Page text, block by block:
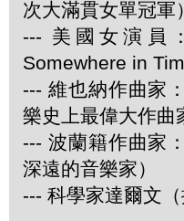
次大滿貫女單冠軍）
--- 美國女演員
Somewhere in
--- 維也納作曲家
樂史上最偉大作曲
--- 波蘭籍作曲家
深遠的音樂家）
--- 科學家達爾文